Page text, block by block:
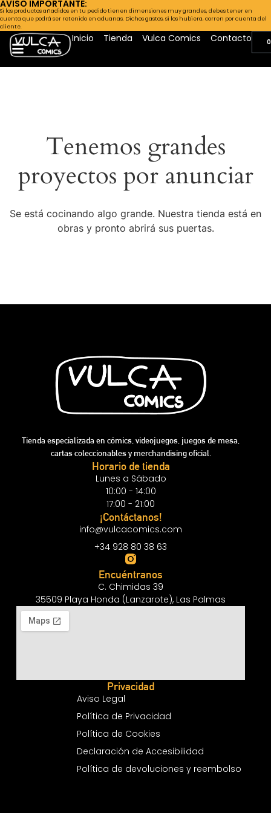
AVISO IMPORTANTE:
Si los productos añadidos en tu pedido tienen dimensiones muy grandes, debes tener en
cuenta que podrá ser retenido en aduanas. Dichos gastos, si los hubiera, corren por cuenta del
cliente.
Inicio Tienda Vulca Comics Contacto
Tenemos grandes
proyectos por anunciar
Se está cocinando algo grande. Nuestra tienda está en
obras y pronto abrirá sus puertas.
Tienda especializada en cómics, videojuegos, juegos de mesa,
cartas coleccionables y merchandising oficial.
Horario de tienda
Lunes a Sábado
10:00 - 14:00
17:00 - 21:00
¡Contáctanos!
info@vulcacomics.com
+34 928 80 38 63
Encuéntranos
C. Chimidas 39
35509 Playa Honda (Lanzarote), Las Palmas
Privacidad
Aviso Legal
Política de Privacidad
Política de Cookies
Declaración de Accesibilidad
Política de devoluciones y reembolso